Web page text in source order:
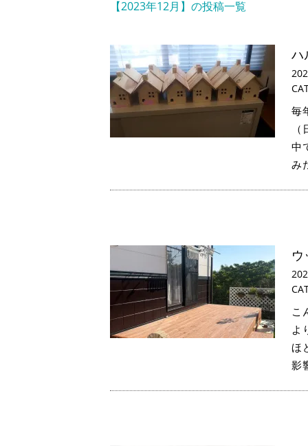
【2023年12月】の投稿一覧
ハ
毎
中
み
こ
よ
ほ
影